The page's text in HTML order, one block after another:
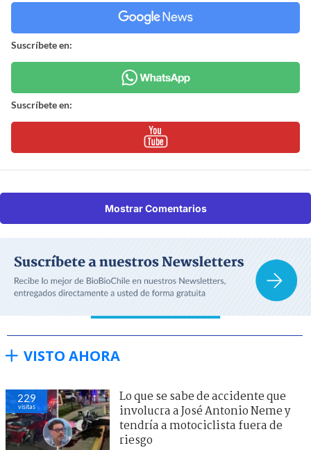
Suscríbete en:
Suscríbete en:
Mostrar Comentarios
VISTO AHORA
229
visitas
Lo que se sabe de accidente que
involucra a José Antonio Neme y
tendría a motociclista fuera de
riesgo